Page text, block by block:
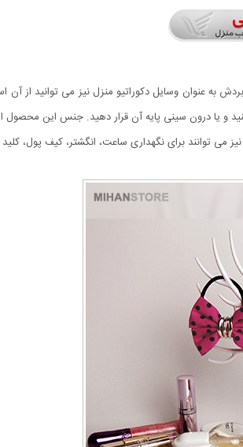
به عنوان وسایل دکوراتیو منزل نیز می توانید از
و یا درون سینی پایه آن قرار دهید. جنس این
می توانند برای نگهداری ساعت، انگشتر، کیف پول،